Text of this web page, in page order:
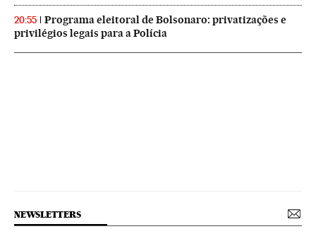
20:55
Programa eleitoral de Bolsonaro: privatizações e
privilégios legais para a Polícia
NEWSLETTERS